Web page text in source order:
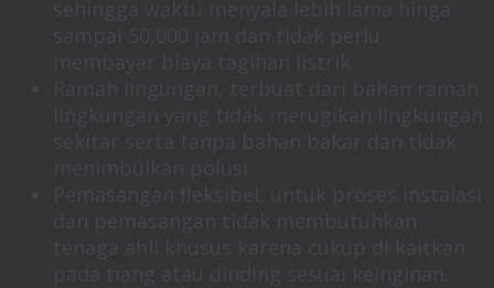
sehingga waktu menyala lebih lama hinga
sampai 50,000 jam dan tidak perlu
membayar biaya tagihan listrik.
Ramah lingungan, terbuat dari bahan ramah
lingkungan yang tidak merugikan lingkungan
sekitar serta tanpa bahan bakar dan tidak
menimbulkan polusi.
Pemasangan fleksibel, untuk proses instalasi
dan pemasangan tidak membutuhkan
tenaga ahli khusus karena cukup di kaitkan
pada tiang atau dinding sesuai keinginan.